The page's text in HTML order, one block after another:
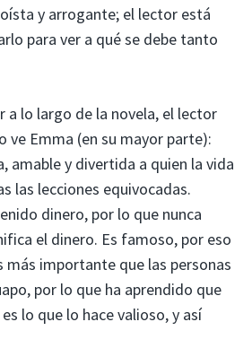
y arrogante; el lector está
para ver a qué se debe tanto
a lo largo de la novela, el lector
ve Emma (en su mayor parte):
amable y divertida a quien la vida
las lecciones equivocadas.
dinero, por lo que nunca
el dinero. Es famoso, por eso
más importante que las personas
por lo que ha aprendido que
lo que lo hace valioso, y así